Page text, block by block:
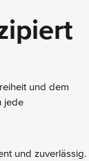
und dem
jede
und zuverlässig.